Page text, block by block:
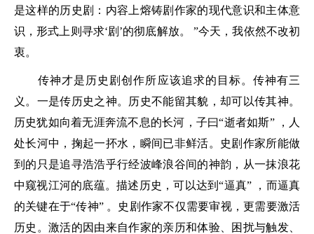
是这样的历史剧：内容上熔铸剧作家的现代意识和主体意
识，形式上则寻求‘剧’的彻底解放。 ”今天，我依然不改初
衷。
传神才是历史剧创作所应该追求的目标。传神有三
义。一是传历史之神。历史不能留其貌，却可以传其神。
历史犹如向着无涯奔流不息的长河，子曰“逝者如斯” ，人
处长河中，掬起一抔水，瞬间已非鲜活。史剧作家所能做
到的只是追寻浩浩乎行经波峰浪谷间的神韵，从一抹浪花
中窥视江河的底蕴。描述历史，可以达到“逼真” ，而逼真
的关键在于“传神” 。史剧作家不仅需要审视，更需要激活
历史。激活的因由来自作家的亲历和体验、困扰与触发、